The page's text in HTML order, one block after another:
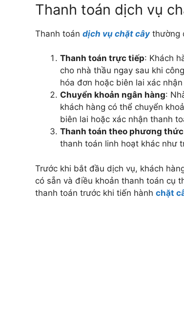
Thanh toán dịch vụ
Thanh toán dịch vụ chặt cây thường
Thanh toán trực tiếp: Khách
cho nhà thầu ngay sau khi
hóa đơn hoặc biên lai xác
Chuyển khoản ngân hàng:
khách hàng có thể chuyển
biên lai hoặc xác nhận thanh
Thanh toán theo phương
thanh toán linh hoạt khác như
Trước khi bắt đầu dịch vụ, khách
có sẵn và điều khoản thanh toán cụ
thanh toán trước khi tiến hành chặt